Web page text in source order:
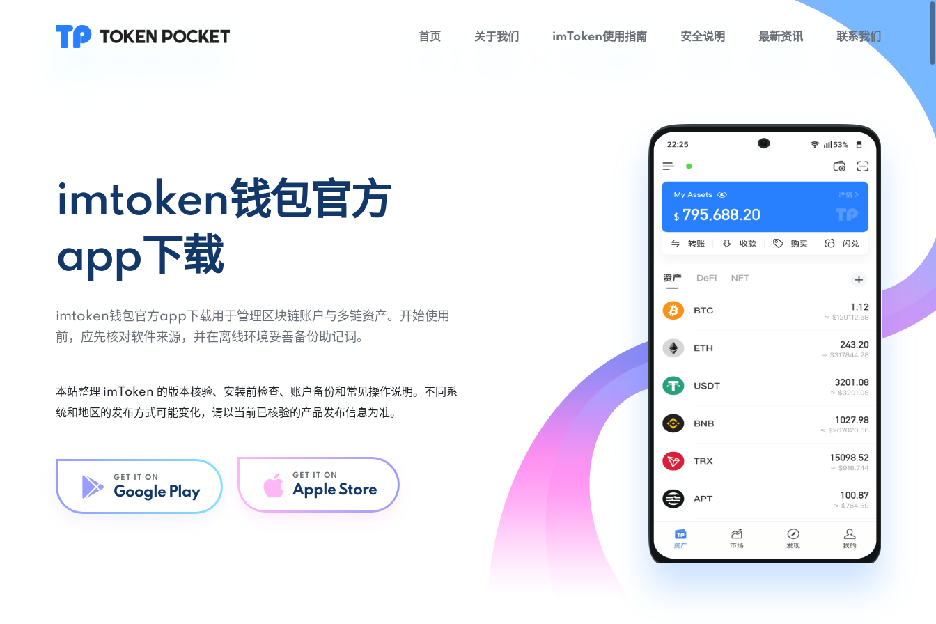
首页 关于我们 imToken使用指南 安全说明 最新资讯 联系我们
imtoken钱包官方
app下载
imtoken钱包官方app下载用于管理区块链账户与多链资产。开始使用
前，应先核对软件来源，并在离线环境妥善备份助记词。
本站整理 imToken 的版本核验、安装前检查、账户备份和常见操作说明。不同系
统和地区的发布方式可能变化，请以当前已核验的产品发布信息为准。
GET IT ON
Google Play
GET IT ON
Apple Store